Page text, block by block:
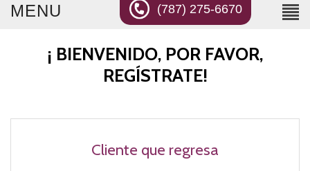
(787) 275-6670
MENU
¡ BIENVENIDO, POR FAVOR,
REGÍSTRATE!
Cliente que regresa